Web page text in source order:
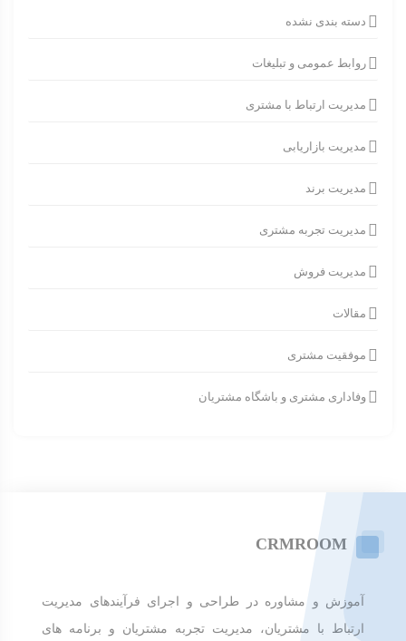
دسته بندی نشده
روابط عمومی و تبلیغات
مدیریت ارتباط با مشتری
مدیریت بازاریابی
مدیریت برند
مدیریت تجربه مشتری
مدیریت فروش
مقالات
موفقیت مشتری
وفاداری مشتری و باشگاه مشتریان
CRMROOM
آموزش و مشاوره در طراحی و اجرای فرآیندهای مدیریت
ارتباط با مشتریان، مدیریت تجربه مشتریان و برنامه های